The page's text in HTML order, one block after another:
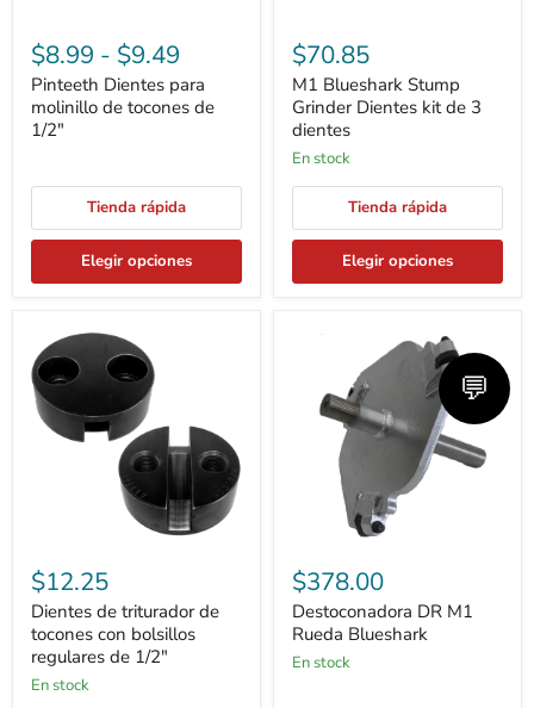
$8.99 - $9.49
Pinteeth Dientes para
molinillo de tocones de
1/2"
Tienda rápida
Elegir opciones
$70.85
M1 Blueshark Stump
Grinder Dientes kit de 3
dientes
En stock
Tienda rápida
Elegir opciones
Dientes
de
triturador
de
tocones
con
bolsillos
$12.25
Dientes de triturador de
tocones con bolsillos
regulares de 1/2"
En stock
Rueda
Blueshark
$378.00
Destoconadora DR M1
Rueda Blueshark
En stock
💬